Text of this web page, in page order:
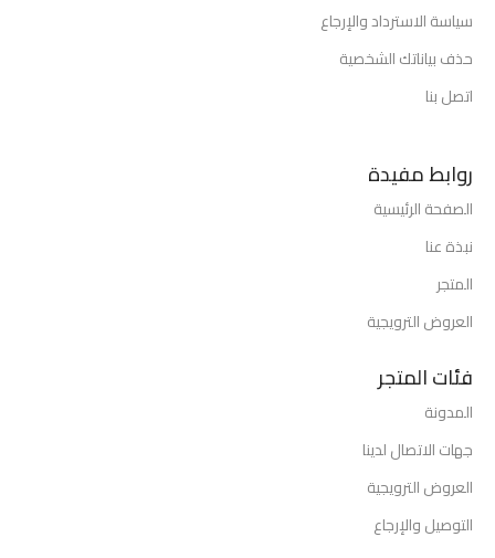
سياسة الاسترداد والإرجاع
حذف بياناتك الشخصية
اتصل بنا
روابط مفيدة
الصفحة الرئيسية
نبذة عنا
المتجر
العروض الترويجية
فئات المتجر
المدونة
جهات الاتصال لدينا
العروض الترويجية
التوصيل والإرجاع